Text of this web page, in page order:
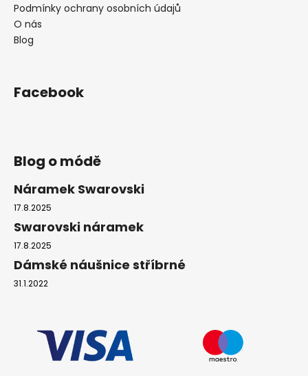
Podmínky ochrany osobních údajů
O nás
Blog
Facebook
Blog o módě
Náramek Swarovski
17.8.2025
Swarovski náramek
17.8.2025
Dámské náušnice stříbrné
31.1.2022